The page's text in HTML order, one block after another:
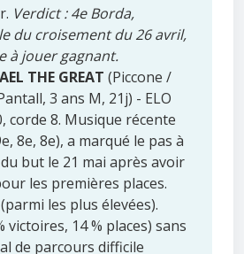
Verdict : 4e Borda,
du croisement du 26 avril,
à jouer gagnant.
THE GREAT (Piccone /
3 ans M, 21j) - ELO
corde 8. Musique récente
8e, 8e), a marqué le pas à
but le 21 mai après avoir
les premières places.
les plus élevées).
victoires, 14 % places) sans
de parcours difficile